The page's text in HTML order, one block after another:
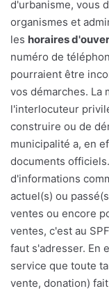
d'urbanisme, vous
organismes et
les horaires
numéro de
pourraient être
vos démarches. La
l'interlocuteur
construire ou de
municipalité a, en
documents
d'informations
actuel(s) ou
ventes ou encore
ventes, c'est au
faut s'adresser. En
service que toute
vente, donation)